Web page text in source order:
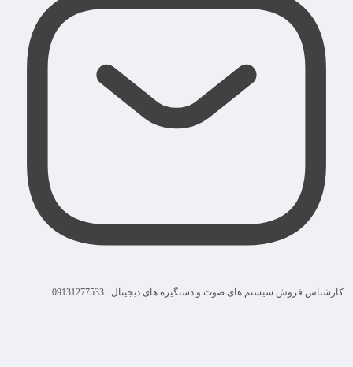
کارشناس فروش سیستم های صوت و دستگیره های دیجیتال : 09131277533